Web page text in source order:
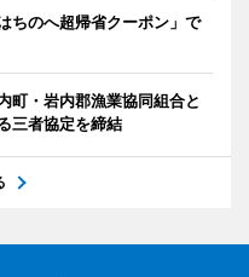
ちのへ超帰省クーポン」で
町・岩内郡漁業協同組合と
三者協定を締結